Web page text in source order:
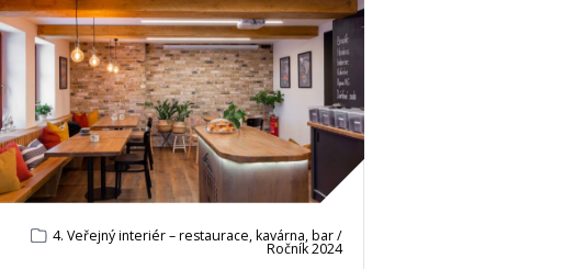
4. Veřejný interiér – restaurace, kavárna, bar /
Ročník 2024